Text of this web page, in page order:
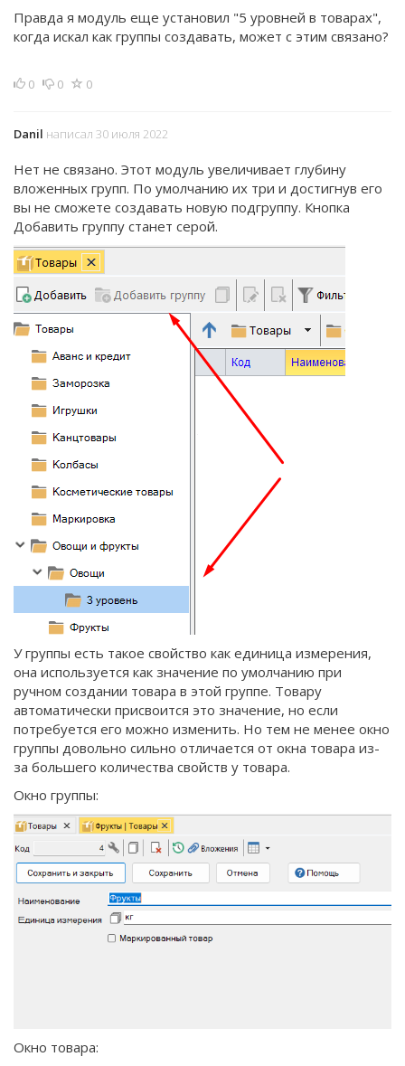
Правда я модуль еще установил "5 уровней в товарах",
когда искал как группы создавать, может с этим связано?
0 0 0
Danil написал 30 июля 2022
Нет не связано. Этот модуль увеличивает глубину
вложенных групп. По умолчанию их три и достигнув его
вы не сможете создавать новую подгруппу. Кнопка
Добавить группу станет серой.
У группы есть такое свойство как единица измерения,
она используется как значение по умолчанию при
ручном создании товара в этой группе. Товару
автоматически присвоится это значение, но если
потребуется его можно изменить. Но тем не менее окно
группы довольно сильно отличается от окна товара из-
за большего количества свойств у товара.
Окно группы:
Окно товара: